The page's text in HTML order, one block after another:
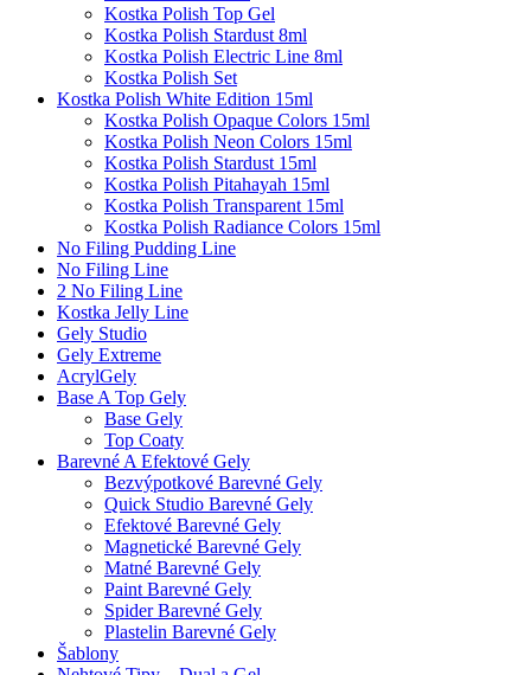
Kostka Polish Top Gel
Kostka Polish Stardust 8ml
Kostka Polish Electric Line 8ml
Kostka Polish Set
Kostka Polish White Edition 15ml
Kostka Polish Opaque Colors 15ml
Kostka Polish Neon Colors 15ml
Kostka Polish Stardust 15ml
Kostka Polish Pitahayah 15ml
Kostka Polish Transparent 15ml
Kostka Polish Radiance Colors 15ml
No Filing Pudding Line
No Filing Line
2 No Filing Line
Kostka Jelly Line
Gely Studio
Gely Extreme
AcrylGely
Base A Top Gely
Base Gely
Top Coaty
Barevné A Efektové Gely
Bezvýpotkové Barevné Gely
Quick Studio Barevné Gely
Efektové Barevné Gely
Magnetické Barevné Gely
Matné Barevné Gely
Paint Barevné Gely
Spider Barevné Gely
Plastelin Barevné Gely
Šablony